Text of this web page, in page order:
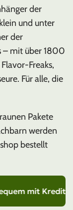
der
und unter
der
– mit über 1800
Freaks,
Für alle, die
Pakete
werden
bestellt
mit Kreditkarte